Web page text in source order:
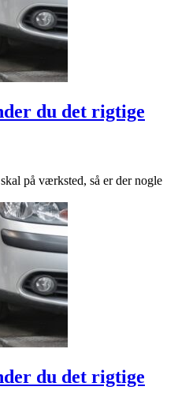
du det rigtige
på værksted, så er der nogle
du det rigtige